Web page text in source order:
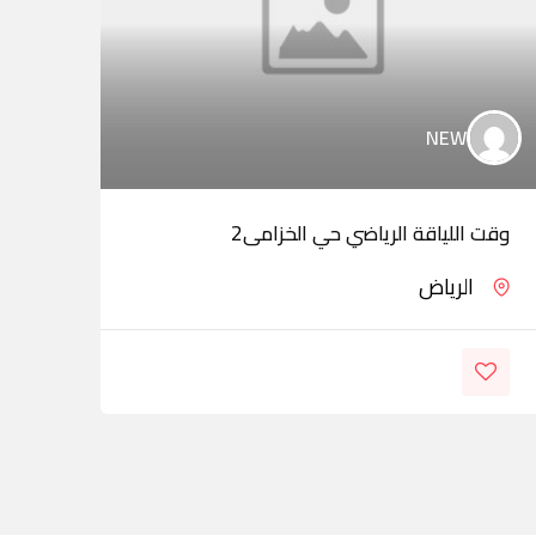
NEW
وقت اللياقة الرياضي حي الخزامى2
الرياض